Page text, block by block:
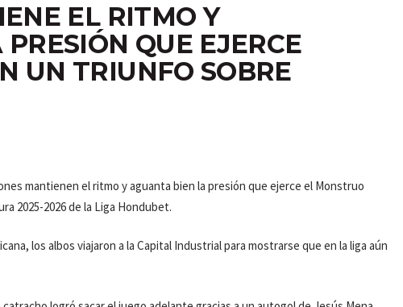
EL RITMO Y
QUE EJERCE
UN TRIUNFO SOBRE
mantienen el ritmo y aguanta bien la presión que ejerce el Monstruo
2025-2026 de la Liga Hondubet.
los albos viajaron a la Capital Industrial para mostrarse que en la liga aún